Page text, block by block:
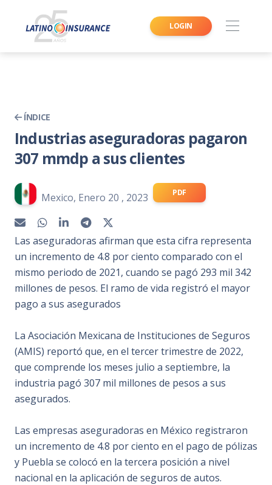
LOGIN
ÍNDICE
Industrias aseguradoras pagaron
307 mmdp a sus clientes
Mexico, Enero 20 , 2023 PDF
Las aseguradoras afirman que esta cifra representa
un incremento de 4.8 por ciento comparado con el
mismo periodo de 2021, cuando se pagó 293 mil 342
millones de pesos. El ramo de vida registró el mayor
pago a sus asegurados
La Asociación Mexicana de Instituciones de Seguros
(AMIS) reportó que, en el tercer trimestre de 2022,
que comprende los meses julio a septiembre, la
industria pagó 307 mil millones de pesos a sus
asegurados.
Las empresas aseguradoras en México registraron
un incremento de 4.8 por ciento en el pago de pólizas
y Puebla se colocó en la tercera posición a nivel
nacional en la aplicación de seguros de autos.